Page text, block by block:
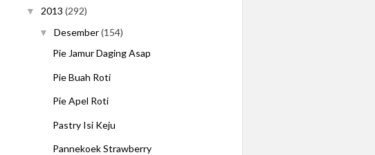
▼ 2013 (292)
▼ Desember(154)
Pie Jamur Daging Asap
Pie Buah Roti
Pie Apel Roti
Pastry Isi Keju
Pannekoek Strawberry